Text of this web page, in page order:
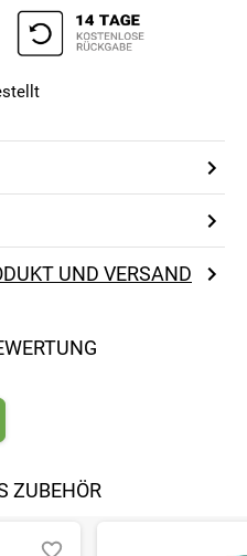
UND VERSAND
ZUBEHÖR